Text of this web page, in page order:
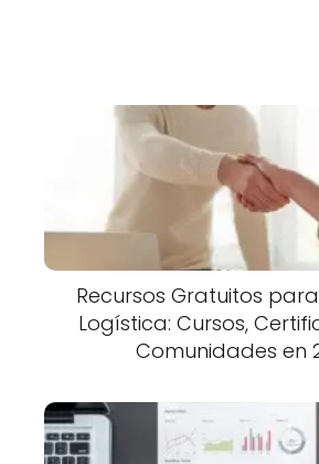
Recursos Gratuitos
Logística: Cursos,
Comunidades en